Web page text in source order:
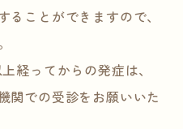
ことができますので、
経ってからの発症は、
関での受診をお願いいた